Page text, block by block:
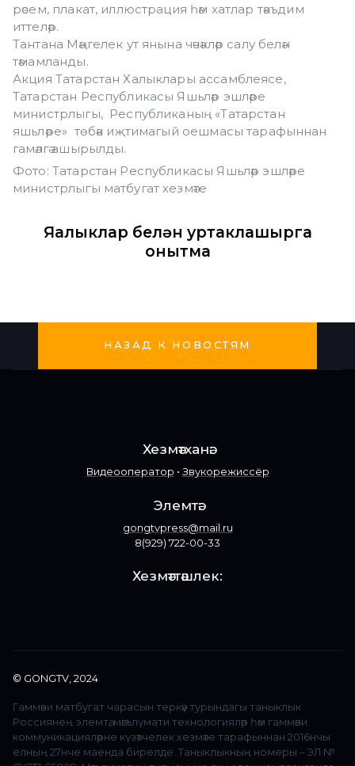
рәсем, плакат, иллюстрация һәм хатлар тәкъдим
иттеләр.
Тантана Мәңгелек ут янына чәчәкләр салу белән
тәмамланды.
Акция Татарстан Халыклары ассамблеясе,
Татарстан Республикасы Яшьләр эшләре
министрлыгы, Республиканың «Татарстан
яшьләре» төбәк иҗтимагый оешмасы тарафыннан
гамәлгә ашырылды.
Фото: Татарстан Республикасы Яшьләр эшләре
министрлыгы матбугат хезмәте
Яңалыклар белән уртаклашырга
онытма
НАЗАД К НОВОСТЯМ
Хезмәтханә:
Видеооператор • Звукорежиссёр
Элемтә:
gongtvpress@mail.ru
8(929) 722-00-33
Хезмәттәшлек:
© GONGTV, 2024
Гаммәви матбугат чарасын теркәү турындагы таныклык
Россиянең элемтә, мәгълүмати технологияләр һәм гаммәви
коммуникацияләрне күзәтчелек хезмәте тарафыннан 2016нчы
елның 27нче маенда бирелде. Таныклыкның номеры – ЭЛ №